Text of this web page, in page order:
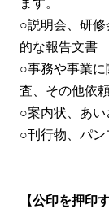
ます。
○説明会、研
的な報告文書
○事務や事業
査、その他依
○案内状、あい
○刊行物、パ
【公印を押印